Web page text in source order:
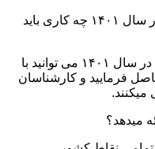
برای اطلاع از نرخ کرایه وانت نیسان در سال ۱۴۰۱ چه کاری باید
برای اطلاع از نرخ کرایه وانت و نیسان در سال ۱۴۰۱ می توانید با
تماس حاصل فرمایید و کارشناسان
میکنند.
میدهد؟